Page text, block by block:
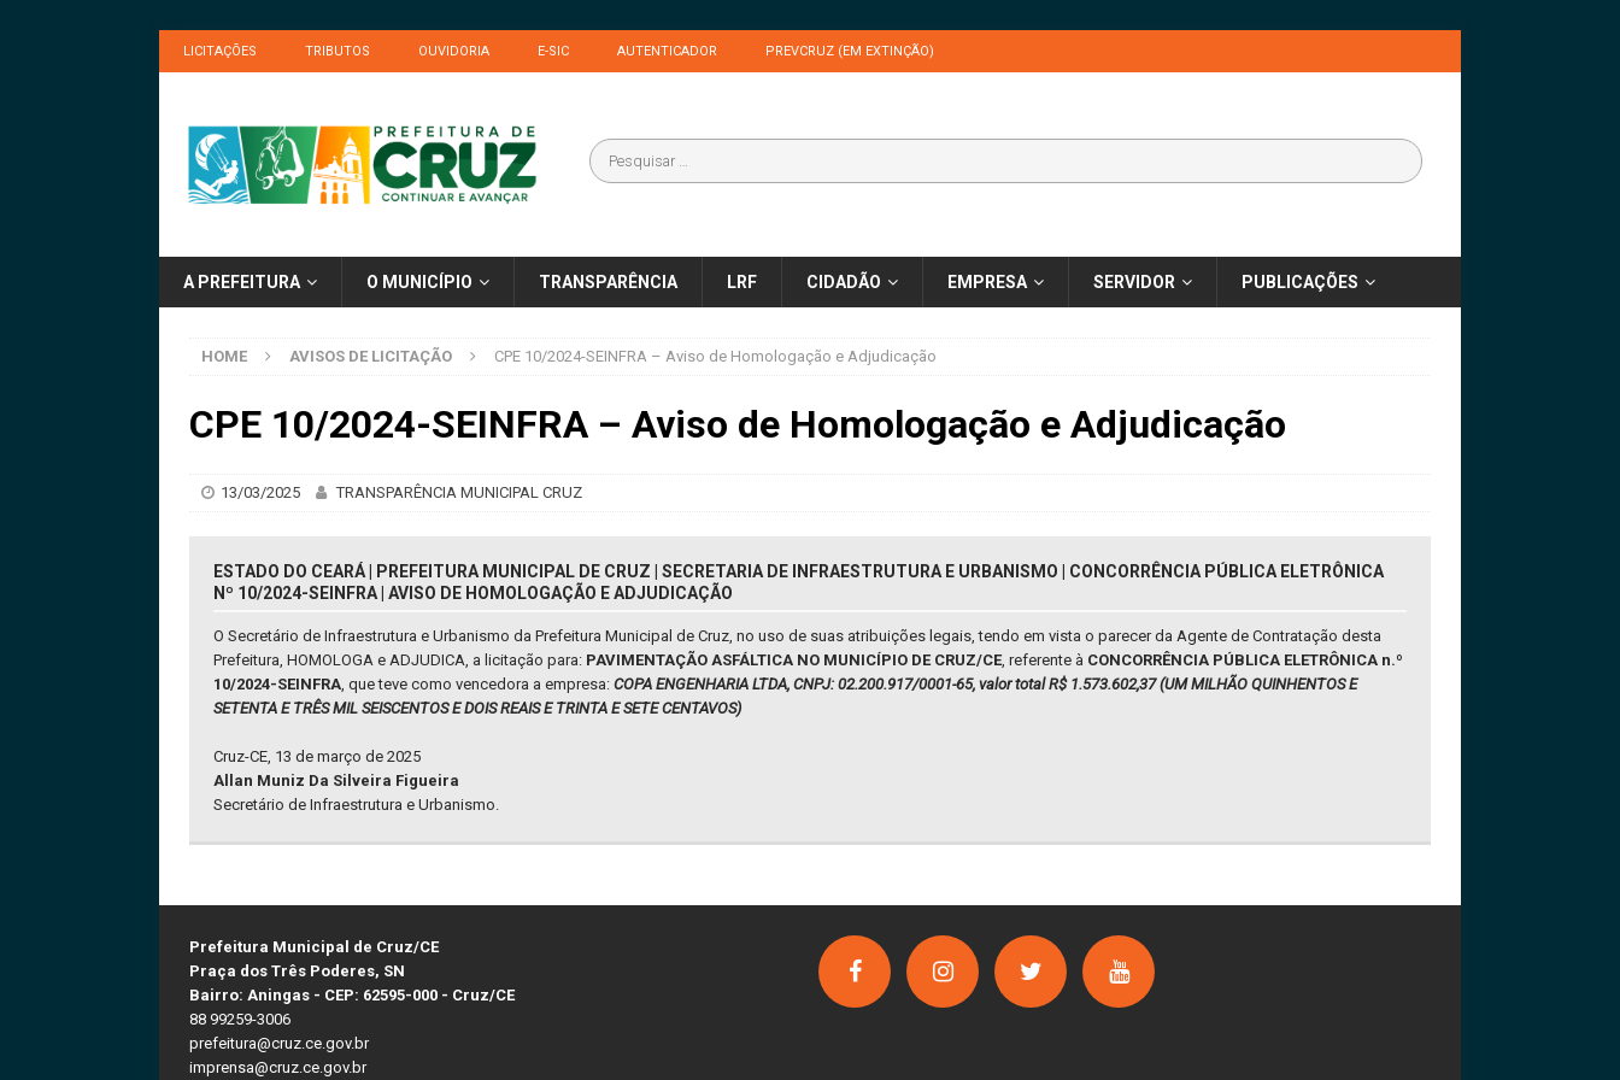
LICITAÇÕES TRIBUTOS OUVIDORIA E-SIC AUTENTICADOR PREVCRUZ (EM EXTINÇÃO)
A PREFEITURA O MUNICÍPIO TRANSPARÊNCIA LRF CIDADÃO EMPRESA SERVIDOR PUBLICAÇÕES
HOME AVISOS DE LICITAÇÃO CPE 10/2024-SEINFRA – Aviso de Homologação e Adjudicação
CPE 10/2024-SEINFRA – Aviso de Homologação e Adjudicação
13/03/2025 TRANSPARÊNCIA MUNICIPAL CRUZ
ESTADO DO CEARÁ | PREFEITURA MUNICIPAL DE CRUZ | SECRETARIA DE INFRAESTRUTURA E URBANISMO | CONCORRÊNCIA PÚBLICA ELETRÔNICA
Nº 10/2024-SEINFRA | AVISO DE HOMOLOGAÇÃO E ADJUDICAÇÃO
O Secretário de Infraestrutura e Urbanismo da Prefeitura Municipal de Cruz, no uso de suas atribuições legais, tendo em vista o parecer da Agente de Contratação desta
Prefeitura, HOMOLOGA e ADJUDICA, a licitação para: PAVIMENTAÇÃO ASFÁLTICA NO MUNICÍPIO DE CRUZ/CE, referente à CONCORRÊNCIA PÚBLICA ELETRÔNICA n.º
10/2024-SEINFRA, que teve como vencedora a empresa: COPA ENGENHARIA LTDA, CNPJ: 02.200.917/0001-65, valor total R$ 1.573.602,37 (UM MILHÃO QUINHENTOS E
SETENTA E TRÊS MIL SEISCENTOS E DOIS REAIS E TRINTA E SETE CENTAVOS)
Cruz-CE, 13 de março de 2025
Allan Muniz Da Silveira Figueira
Secretário de Infraestrutura e Urbanismo.
Prefeitura Municipal de Cruz/CE
Praça dos Três Poderes, SN
Bairro: Aningas - CEP: 62595-000 - Cruz/CE
88 99259-3006
prefeitura@cruz.ce.gov.br
imprensa@cruz.ce.gov.br